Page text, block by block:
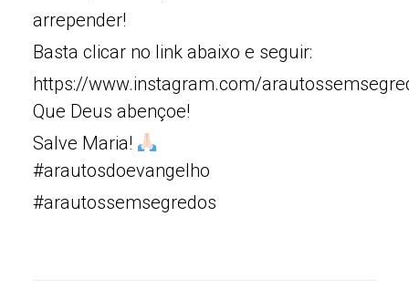
arrepender!
Basta clicar no link abaixo e seguir:
https://www.instagram.com/
Que Deus abençoe!
Salve Maria!
#arautosdoevangelho
#arautossemsegredos